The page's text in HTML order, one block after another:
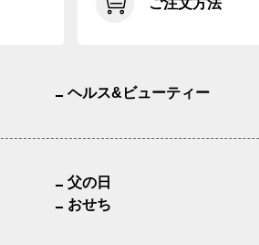
ご注文方法
ヘルス&ビューティー
父の日
おせち